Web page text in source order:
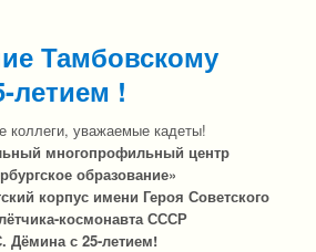
Тамбовскому
летием !
коллеги, уважаемые кадеты!
многопрофильный центр
образование»
корпус имени Героя Советского
космонавта СССР
Дёмина с 25-летием!